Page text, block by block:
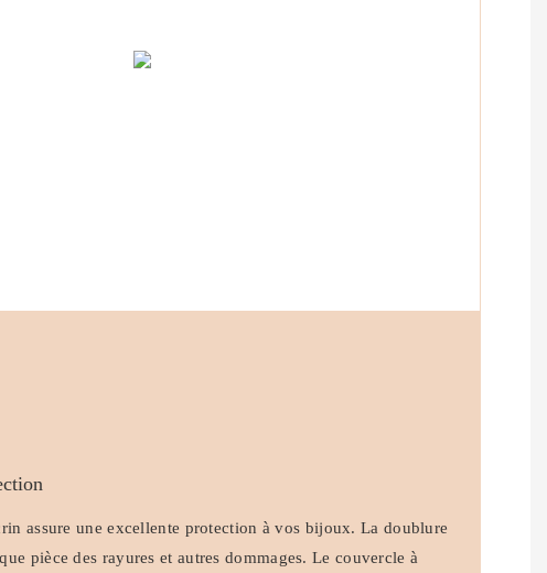
assure une excellente protection à vos bijoux. La doublure
pièce des rayures et autres dommages. Le couvercle à